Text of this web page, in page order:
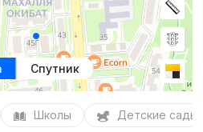
Спутник
Школы Детские сады